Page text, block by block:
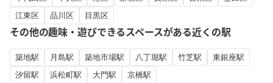
江東区
品川区 目黒区
その他の趣味・遊びできるスペースがある近くの駅
築地駅 月島駅 築地市場駅 八丁堀駅 竹芝駅
東銀座駅
汐留駅
浜松町駅 大門駅 京橋駅